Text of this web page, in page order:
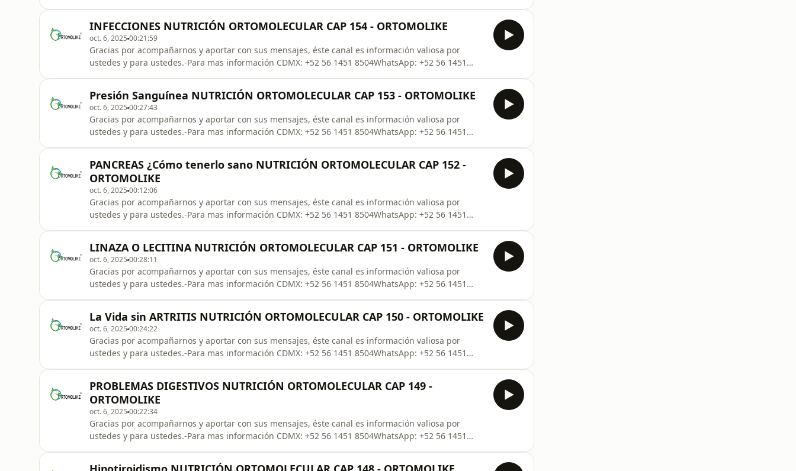
GRATIS!!!****WhatsApp: +52 56 1451 8504 - También podemos agendarte una consulta Totalmente
Gratuita
INFECCIONES NUTRICIÓN ORTOMOLECULAR CAP 154 - ORTOMOLIKE
oct. 6, 2025 00:21:59
Gracias por acompañarnos y aportar con sus mensajes, éste canal es información valiosa por
ustedes y para ustedes.-Para mas información CDMX: +52 56 1451 8504WhatsApp: +52 56 1451
GRATIS!!!****WhatsApp: +52 56 1451 8504 - También podemos agendarte una consulta Totalmente
Gratuita
Presión Sanguínea NUTRICIÓN ORTOMOLECULAR CAP 153 - ORTOMOLIKE
oct. 6, 2025 00:27:43
Gracias por acompañarnos y aportar con sus mensajes, éste canal es información valiosa por
ustedes y para ustedes.-Para mas información CDMX: +52 56 1451 8504WhatsApp: +52 56 1451
GRATIS!!!****WhatsApp: +52 56 1451 8504 - También podemos agendarte una consulta Totalmente
Gratuita
PANCREAS ¿Cómo tenerlo sano NUTRICIÓN ORTOMOLECULAR CAP 152 -
ORTOMOLIKE
oct. 6, 2025 00:12:06
Gracias por acompañarnos y aportar con sus mensajes, éste canal es información valiosa por
ustedes y para ustedes.-Para mas información CDMX: +52 56 1451 8504WhatsApp: +52 56 1451
GRATIS!!!****WhatsApp: +52 56 1451 8504 - También podemos agendarte una consulta Totalmente
Gratuita
LINAZA O LECITINA NUTRICIÓN ORTOMOLECULAR CAP 151 - ORTOMOLIKE
oct. 6, 2025 00:28:11
Gracias por acompañarnos y aportar con sus mensajes, éste canal es información valiosa por
ustedes y para ustedes.-Para mas información CDMX: +52 56 1451 8504WhatsApp: +52 56 1451
GRATIS!!!****WhatsApp: +52 56 1451 8504 - También podemos agendarte una consulta Totalmente
Gratuita
La Vida sin ARTRITIS NUTRICIÓN ORTOMOLECULAR CAP 150 - ORTOMOLIKE
oct. 6, 2025 00:24:22
Gracias por acompañarnos y aportar con sus mensajes, éste canal es información valiosa por
ustedes y para ustedes.-Para mas información CDMX: +52 56 1451 8504WhatsApp: +52 56 1451
GRATIS!!!****WhatsApp: +52 56 1451 8504 - También podemos agendarte una consulta Totalmente
Gratuita
PROBLEMAS DIGESTIVOS NUTRICIÓN ORTOMOLECULAR CAP 149 -
ORTOMOLIKE
oct. 6, 2025 00:22:34
Gracias por acompañarnos y aportar con sus mensajes, éste canal es información valiosa por
ustedes y para ustedes.-Para mas información CDMX: +52 56 1451 8504WhatsApp: +52 56 1451
GRATIS!!!****WhatsApp: +52 56 1451 8504 - También podemos agendarte una consulta Totalmente